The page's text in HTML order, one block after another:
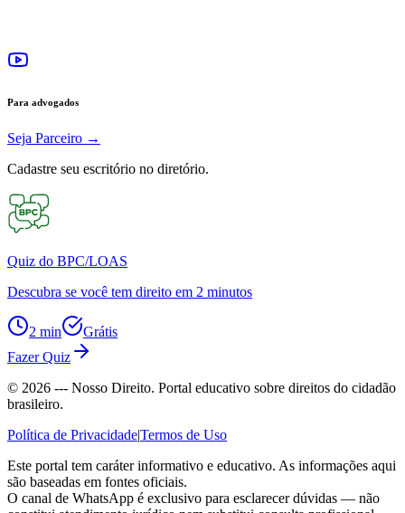
Para advogados
Seja Parceiro →
Cadastre seu escritório no diretório.
Quiz do BPC/LOAS
Descubra se você tem direito em 2 minutos
2 min
Grátis
Fazer Quiz
© 2026 --- Nosso Direito. Portal educativo sobre direitos do cidadão
brasileiro.
Política de Privacidade|Termos de Uso
Este portal tem caráter informativo e educativo. As informações aqui
são baseadas em fontes oficiais.
O canal de WhatsApp é exclusivo para esclarecer dúvidas — não